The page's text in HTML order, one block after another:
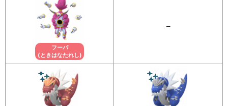
フーパ
(ときはなたれし)
–